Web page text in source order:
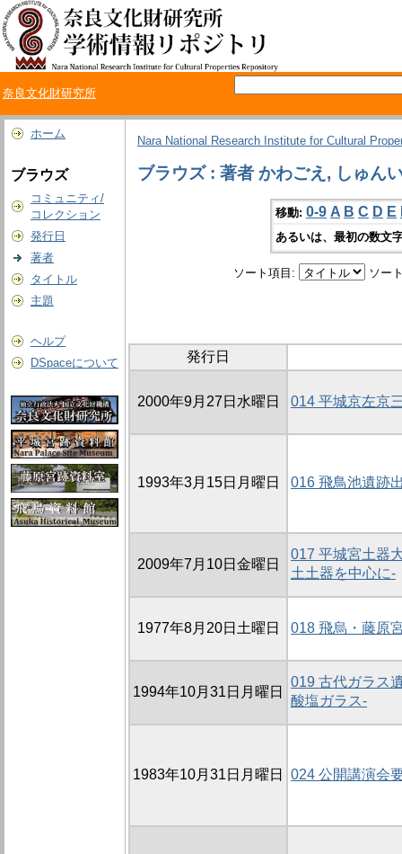
奈良文化財研究所
ホーム
ブラウズ
コミュニティ/
コレクション
発行日
著者
タイトル
主題
ヘルプ
DSpaceについて
Nara National Research Institute for Cultural
ブラウズ : 著者 かわごえ, しゅん
移動: 0-9 A B C D E
あるいは、最初の数文
ソート項目: ソー
発行日
2000年9月27日水曜日 014 平城京左京
1993年3月15日月曜日 016 飛鳥池遺跡
2009年7月10日金曜日
017 平城宮土器
土土器を中心に-
1977年8月20日土曜日 018 飛烏・藤原
1994年10月31日月曜日
019 古代ガラス
酸塩ガラス-
1983年10月31日月曜日 024 公開講演会